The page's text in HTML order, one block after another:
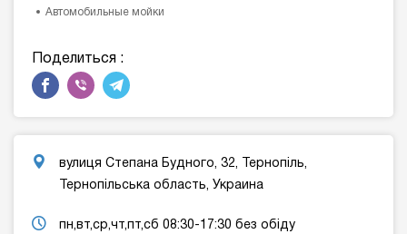
Автомобильные мойки
Поделиться :
вулиця Степана Будного, 32, Тернопіль,
Тернопільська область, Украина
пн,вт,ср,чт,пт,сб 08:30-17:30 без обіду